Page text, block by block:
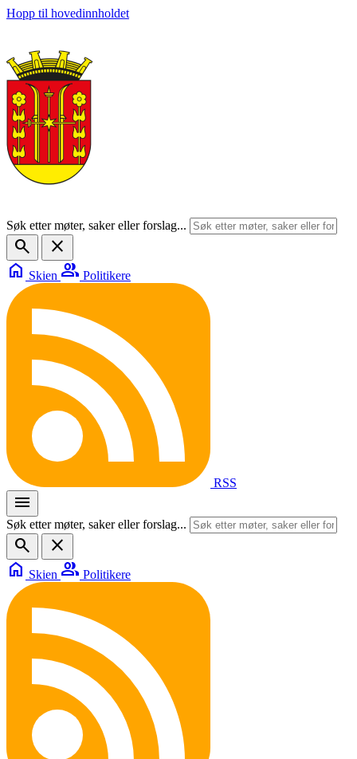
Hopp til hovedinnholdet
Søk etter møter, saker eller forslag...
search
close
home Skien group Politikere
RSS
menu
Søk etter møter, saker eller forslag...
search
close
home Skien group Politikere